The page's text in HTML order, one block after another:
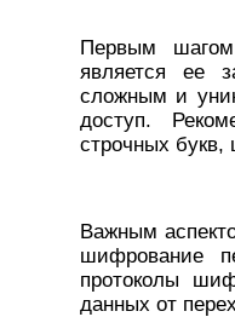
Первым шагом
является ее
сложным и
доступ.
строчных
Важным
шифрование
протоколы
данных от